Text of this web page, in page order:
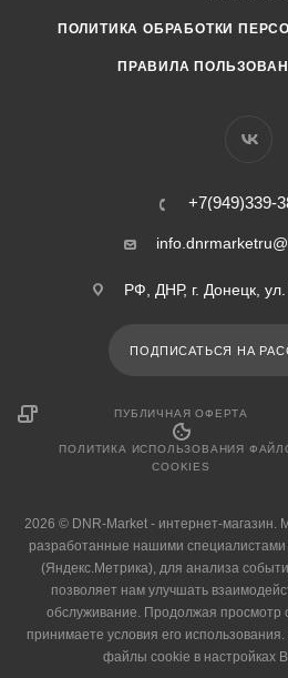
ПОЛИТИКА ОБРАБОТКИ
ПРАВИЛА
+7(949)339-
РФ, ДНР, г. Донецк,
ПОДПИСАТЬСЯ НА
ПУБЛИЧНАЯ ОФЕРТА
ПОЛИТИКА ИСПОЛЬЗОВАНИЯ
COOKIES
2026 © DNR-Market - интернет-
разработанные нашими специалистами
(Яндекс.Метрика), для анализа
позволяет нам улучшать
обслуживание. Продолжая просмотр
принимаете условия его
файлы cookie в настройках